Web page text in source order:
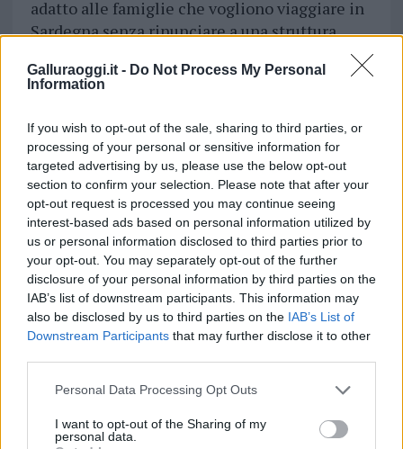
Galluraoggi.it - Do Not Process My Personal
Information
If you wish to opt-out of the sale, sharing to third parties, or
processing of your personal or sensitive information for
targeted advertising by us, please use the below opt-out
section to confirm your selection. Please note that after your
opt-out request is processed you may continue seeing
interest-based ads based on personal information utilized by
us or personal information disclosed to third parties prior to
your opt-out. You may separately opt-out of the further
disclosure of your personal information by third parties on the
IAB’s list of downstream participants. This information may
also be disclosed by us to third parties on the IAB’s List of
Downstream Participants that may further disclose it to other
Please note that this website/app uses one or more Google
not limited to your visit or usage behaviour. You may click to
grant or deny consent to Google and its third-party tags to
Personal Data Processing Opt Outs
I want to opt-out of the Sharing of my
personal data.
adatto alle famiglie che vogliono viaggiare in
Sardegna senza rinunciare a una struttura
specifico. Il vantaggio è pratico: i genitori
momenti di pausa, sapendo che i figli hanno
proposte dedicate. Naturalmente, come
sempre nei villaggi, molto dipende dalla
stagione, dall’età dei bambini, dall’affluenza e
dalla qualità dell’équipe presente in quel
periodo. Ma l’impostazione generale è chiara:
Santagiusta non considera i bambini un
pubblico accessorio, li mette al centro
dell’organizzazione della vacanza.
Sport e attività: vela, canoa, tennis, fitness
ed escursioni
Il mare di Costa Rei non è soltanto da
guardare. A Santagiusta diventa anche spazio